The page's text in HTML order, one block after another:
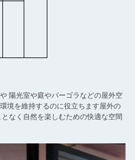
陽光室や庭やパーゴラなどの屋外空
境を維持するのに役立ちます屋外の
なく自然を楽しむための快適な空間